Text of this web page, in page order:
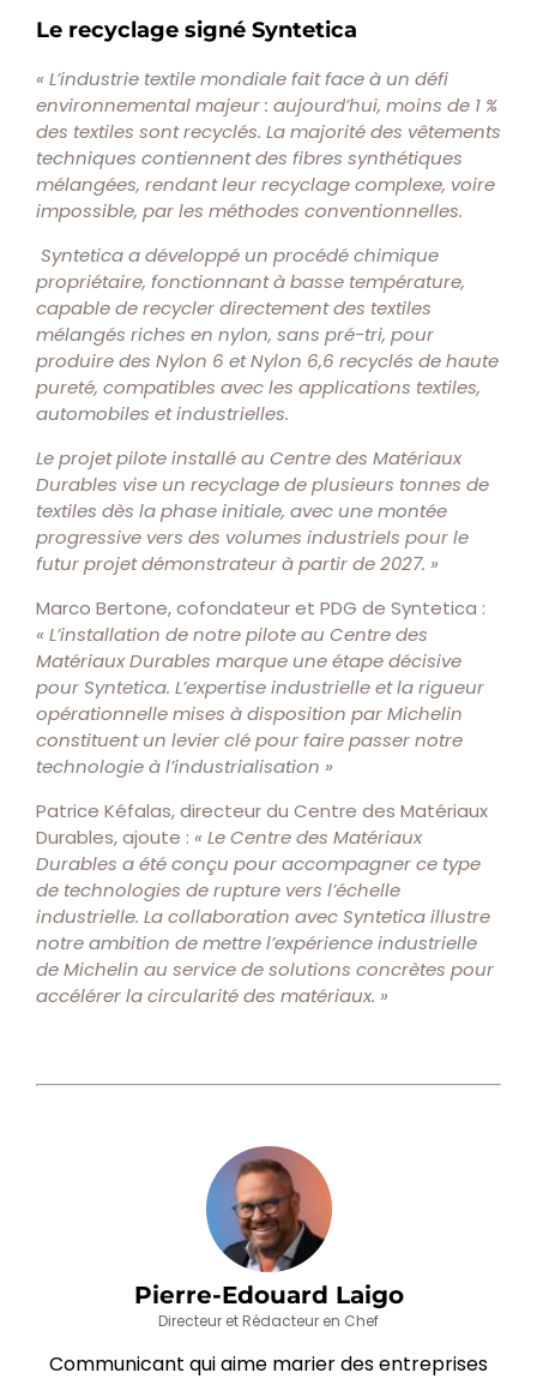
Le recyclage signé Syntetica
« L’industrie textile mondiale fait face à un défi
environnemental majeur : aujourd’hui, moins de 1 %
des textiles sont recyclés. La majorité des vêtements
techniques contiennent des fibres synthétiques
mélangées, rendant leur recyclage complexe, voire
impossible, par les méthodes conventionnelles.
Syntetica a développé un procédé chimique
propriétaire, fonctionnant à basse température,
capable de recycler directement des textiles
mélangés riches en nylon, sans pré-tri, pour
produire des Nylon 6 et Nylon 6,6 recyclés de haute
pureté, compatibles avec les applications textiles,
automobiles et industrielles.
Le projet pilote installé au Centre des Matériaux
Durables vise un recyclage de plusieurs tonnes de
textiles dès la phase initiale, avec une montée
progressive vers des volumes industriels pour le
futur projet démonstrateur à partir de 2027. »
Marco Bertone, cofondateur et PDG de Syntetica :
« L’installation de notre pilote au Centre des
Matériaux Durables marque une étape décisive
pour Syntetica. L’expertise industrielle et la rigueur
opérationnelle mises à disposition par Michelin
constituent un levier clé pour faire passer notre
technologie à l’industrialisation »
Patrice Kéfalas, directeur du Centre des Matériaux
Durables, ajoute : « Le Centre des Matériaux
Durables a été conçu pour accompagner ce type
de technologies de rupture vers l’échelle
industrielle. La collaboration avec Syntetica illustre
notre ambition de mettre l’expérience industrielle
de Michelin au service de solutions concrètes pour
accélérer la circularité des matériaux. »
Pierre-Edouard Laigo
Directeur et Rédacteur en Chef
Communicant qui aime marier des entreprises